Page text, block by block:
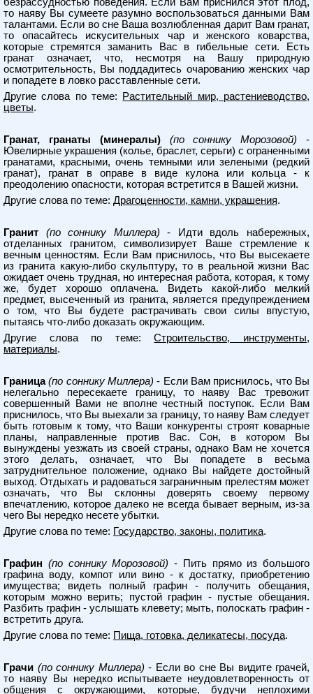
то наяву Вы сумеете разумно воспользоваться данными Вам
талантами. Если во сне Ваша возлюбленная дарит Вам гранат,
то опасайтесь искусительных чар и женского коварства,
которые стремятся заманить Вас в гибельные сети. Есть
гранат означает, что, несмотря на Вашу природную
осмотрительность, Вы поддадитесь очарованию женских чар
и попадете в ловко расставленные сети.
Другие слова по теме:
Растительный мир, растениеводство,
цветы.
Гранат, гранаты (минералы) (по соннику Морозовой) -
Ювелирные украшения (колье, браслет, серьги) с ограненными
гранатами, красными, очень темными или зелеными (редкий
гранат), гранат в оправе в виде кулона или кольца - к
преодолению опасности, которая встретится в Вашей жизни.
Другие слова по теме: Драгоценности, камни, украшения.
Гранит (по соннику Миллера) - Идти вдоль набережных,
отделанных гранитом, символизирует Ваше стремление к
вечным ценностям. Если Вам приснилось, что Вы высекаете
из гранита какую-либо скульптуру, то в реальной жизни Вас
ожидает очень трудная, но интересная работа, которая, к тому
же, будет хорошо оплачена. Видеть какой-либо мелкий
предмет, высеченный из гранита, является предупреждением
о том, что Вы будете растрачивать свои силы впустую,
пытаясь что-либо доказать окружающим.
Другие слова по теме:Строительство, инструменты,
материалы.
Граница (по соннику Миллера) - Если Вам приснилось, что Вы
нелегально пересекаете границу, то наяву Вас тревожит
совершенный Вами не вполне честный поступок. Если Вам
приснилось, что Вы выехали за границу, то наяву Вам следует
быть готовым к тому, что Ваши конкуренты строят коварные
планы, направленные против Вас. Сон, в котором Вы
вынуждены уезжать из своей страны, однако Вам не хочется
этого делать, означает, что Вы попадете в весьма
затруднительное положение, однако Вы найдете достойный
выход. Отдыхать и радоваться заграничным прелестям может
означать, что Вы склонны доверять своему первому
впечатлению, которое далеко не всегда бывает верным, из-за
чего Вы нередко несете убытки.
Другие слова по теме: Государство, законы, политика.
Графин (по соннику Морозовой) - Пить прямо из большого
графина воду, компот или вино - к достатку, приобретению
имущества; видеть полный графин - получить обещания,
которым можно верить; пустой графин - пустые обещания.
Разбить графин - услышать клевету; мыть, полоскать графин -
встретить друга.
Другие слова по теме: Пища, готовка, деликатесы, посуда.
Грачи (по соннику Миллера) - Если во сне Вы видите грачей,
то наяву Вы нередко испытываете неудовлетворенность от
общения с окружающими, которые, будучи неплохими